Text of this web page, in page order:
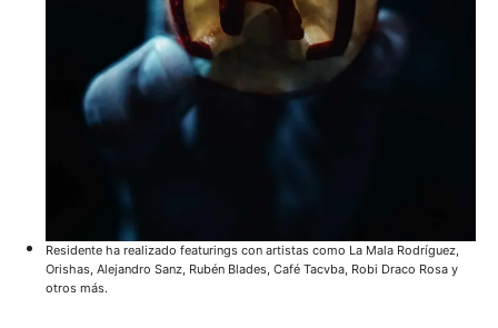
Residente ha realizado featurings con artistas como La Mala Rodríguez,
Orishas, Alejandro Sanz, Rubén Blades, Café Tacvba, Robi Draco Rosa y
otros más.